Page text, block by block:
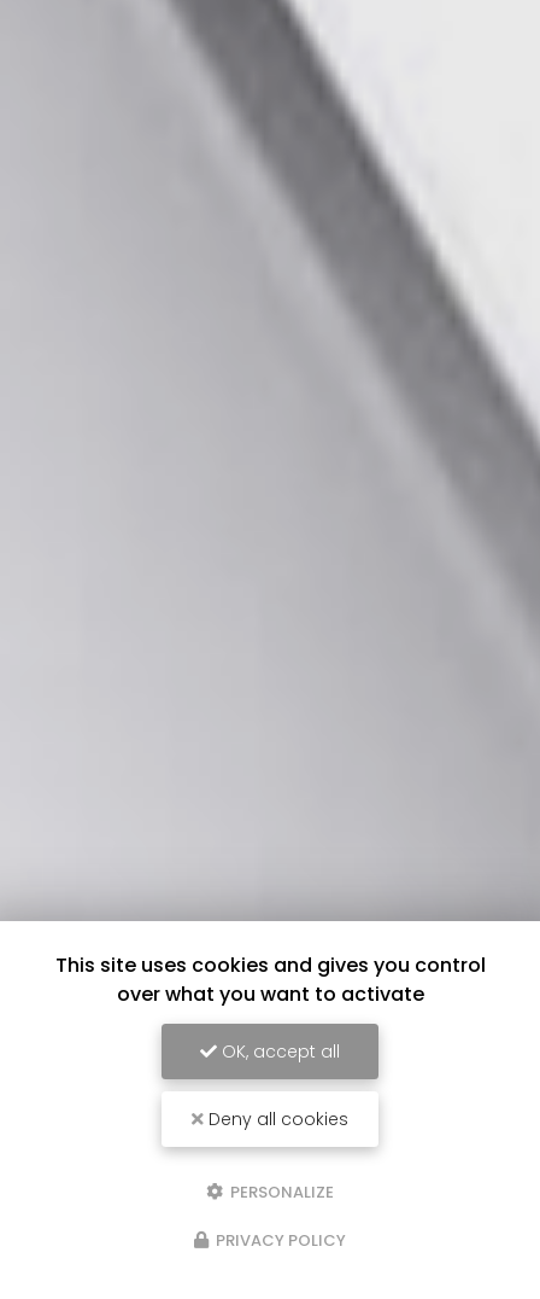
This site uses cookies and gives you control
over what you want to activate
OK, accept all
Deny all cookies
PERSONALIZE
PRIVACY POLICY